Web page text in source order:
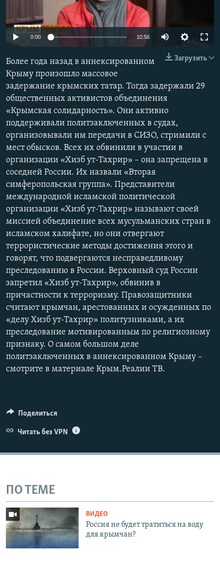
ПОБЕДИТЕЛЕЙ НЕ СУДЯТ?
КРЫМ.НЕПОКОРЕННЫЙ
УКРАИНСКАЯ ПРОБЛЕМА КРЫМА
ПРИСОЕДИНЯЙТЕСЬ!
Все сайты RFE/RL
480p
720p
0:00 10:56
240p
480p
1080p
Загрузить
Более года назад в аннексированном
Крыму произошло массовое
задержание крымских татар. Тогда задержали 29
общественных активистов объединения
«Крымская солидарность». Они активно
поддерживали политзаключенных в судах,
организовывали им передачи в СИЗО, стримили с
мест обысков. Всех их обвинили в участии в
организации «Хизб ут-Тахрир» – она запрещена в
соседней России. Их назвали «Вторая
симферопольская группа». Представители
международной исламской политической
организации «Хизб ут-Тахрир» называют своей
миссией объединение всех мусульманских стран в
исламском халифате, но они отвергают
террористические методы достижения этого и
говорят, что подвергаются несправедливому
преследованию в России. Верховный суд России
запретил «Хизб ут-Тахрир», обвинив в
причастности к терроризму. Правозащитники
считают крымчан, арестованных и осужденных по
«делу Хизб ут-Тахрир» политузниками, а их
преследование мотивированным по религиозному
признаку. О самом большом деле
политзаключенных в аннексированном Крыму –
смотрите в материале Крым.Реалии ТВ.
Поделиться
Читать без VPN
ПО ТЕМЕ
ВИДЕО
Россия не будет тратиться на воду
для крымчан?